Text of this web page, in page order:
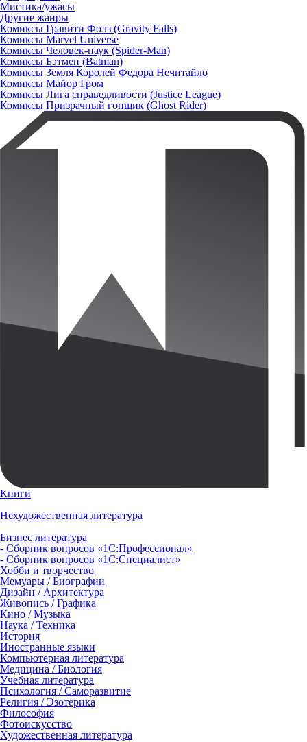
Мистика/ужасы
Другие жанры
Комиксы Гравити Фолз (Gravity Falls)
Комиксы Marvel Universe
Комиксы Человек-паук (Spider-Man)
Комиксы Бэтмен (Batman)
Комиксы Земля Королей Федора Нечитайло
Комиксы Майор Гром
Комиксы Лига справедливости (Justice League)
Комиксы Призрачный гонщик (Ghost Rider)
Книги
Нехудожественная литература
Бизнес литература
- Сборник вопросов «1С:Профессионал»
- Сборник вопросов «1С:Специалист»
Хобби и творчество
Мемуары / Биографии
Дизайн / Архитектура
Живопись / Графика
Кино / Музыка
Наука / Техника
История
Иностранные языки
Компьютерная литература
Медицина / Биология
Учебная литература
Психология / Саморазвитие
Религия / Эзотерика
Философия
Фотоискусство
Художественная литература